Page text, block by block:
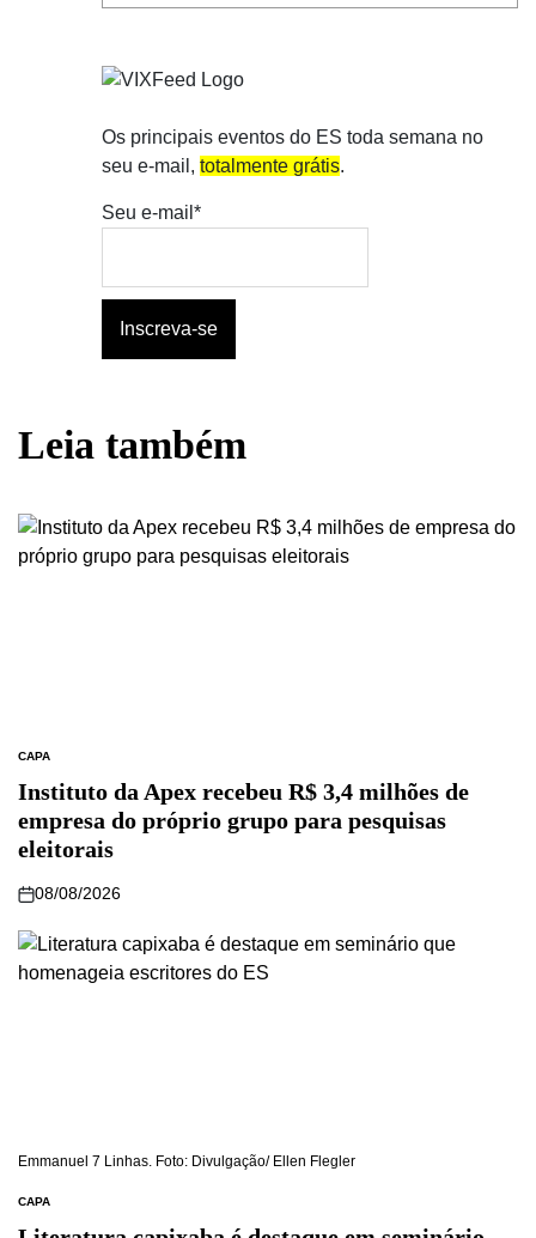
Os principais eventos do ES toda semana no
seu e-mail, totalmente grátis.
Seu e-mail*
Leia também
CAPA
Instituto da Apex recebeu R$ 3,4 milhões de
empresa do próprio grupo para pesquisas
eleitorais
08/08/2026
Emmanuel 7 Linhas. Foto: Divulgação/ Ellen Flegler
CAPA